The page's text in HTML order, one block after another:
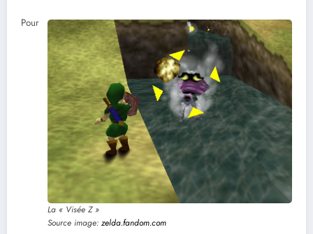
La « Visée Z »
Source image: zelda.fandom.com
Pour